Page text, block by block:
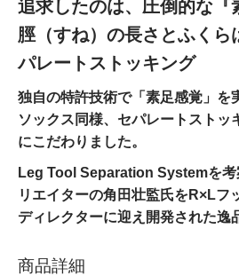
追求したのは、圧倒的な『
脛（すね）の長さとふくら
パレートストッキング
独自の特許技術で「素足感覚」を
ソックス同様、 セパレートストッ
にこだわりました。
Leg Tool Separation Systemを考
リエイターの角田壮監氏をR×Lフ
ディレクターに迎え開発された逸
商品詳細